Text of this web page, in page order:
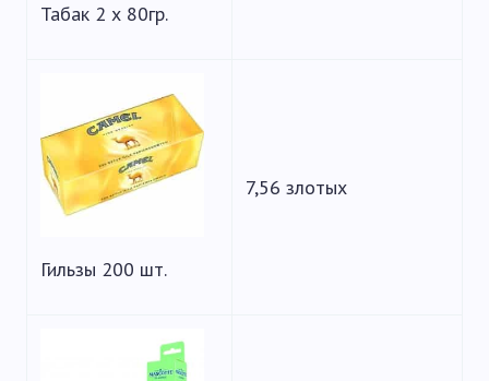
Табак 2 х 80гр.
Гильзы 200 шт.
7,56 злотых